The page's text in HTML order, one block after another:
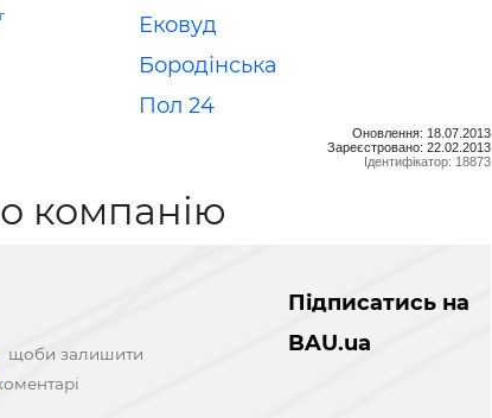
Ековуд
Бородінська
Пол 24
Оновлення: 18.07.2013
Зареєстровано: 22.02.2013
Ідентифікатор: 18873
компанію
щоби залишити
Підписатись на
BAU.ua